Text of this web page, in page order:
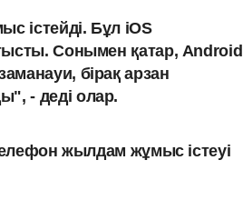
істейді. Бұл iOS
Сонымен қатар, Android
бірақ арзан
- деді олар.
жылдам жұмыс істеуі